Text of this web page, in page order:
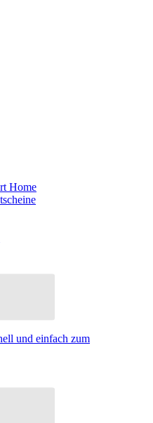
Home
und einfach zum